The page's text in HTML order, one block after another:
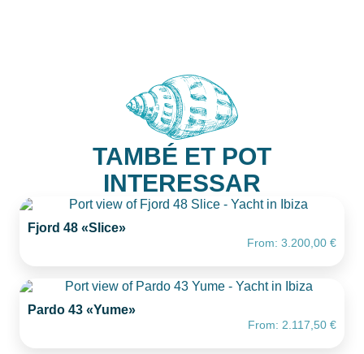
TAMBÉ ET POT
INTERESSAR
Fjord 48 «Slice»
From: 3.200,00 €
Pardo 43 «Yume»
From: 2.117,50 €